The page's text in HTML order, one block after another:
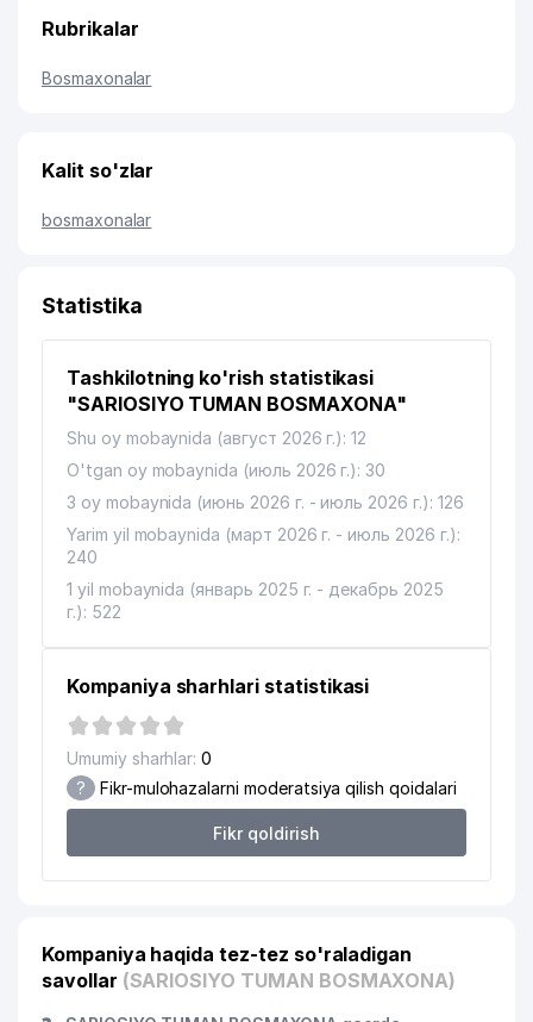
Rubrikalar
Bosmaxonalar
Kalit so'zlar
bosmaxonalar
Statistika
Tashkilotning ko'rish statistikasi
"SARIOSIYO TUMAN BOSMAXONA"
Shu oy mobaynida (август 2026 г.): 12
O'tgan oy mobaynida (июль 2026 г.): 30
3 oy mobaynida (июнь 2026 г. - июль 2026 г.): 126
Yarim yil mobaynida (март 2026 г. - июль 2026 г.):
240
1 yil mobaynida (январь 2025 г. - декабрь 2025
г.): 522
Kompaniya sharhlari statistikasi
Umumiy sharhlar: 0
? Fikr-mulohazalarni moderatsiya qilish qoidalari
Fikr qoldirish
Kompaniya haqida tez-tez so'raladigan
savollar (SARIOSIYO TUMAN BOSMAXONA)